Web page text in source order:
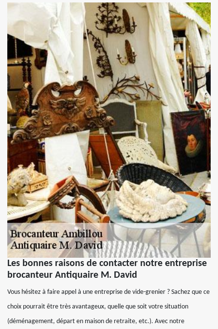
Les bonnes raisons de contacter notre entreprise
brocanteur Antiquaire M. David
Vous hésitez à faire appel à une entreprise de vide-grenier ? Sachez que ce
choix pourrait être très avantageux, quelle que soit votre situation
(déménagement, départ en maison de retraite, etc.). Avec notre